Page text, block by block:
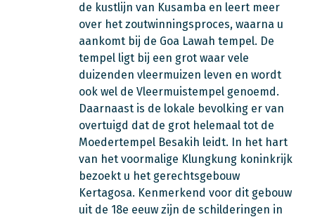
de kustlijn van Kusamba en leert meer
over het zoutwinningsproces, waarna u
aankomt bij de Goa Lawah tempel. De
tempel ligt bij een grot waar vele
duizenden vleermuizen leven en wordt
ook wel de Vleermuistempel genoemd.
Daarnaast is de lokale bevolking er van
overtuigd dat de grot helemaal tot de
Moedertempel Besakih leidt. In het hart
van het voormalige Klungkung koninkrijk
bezoekt u het gerechtsgebouw
Kertagosa. Kenmerkend voor dit gebouw
uit de 18e eeuw zijn de schilderingen in